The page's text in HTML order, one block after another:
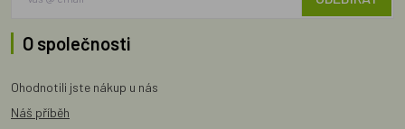
O společnosti
Ohodnotili jste nákup u nás
Náš příběh